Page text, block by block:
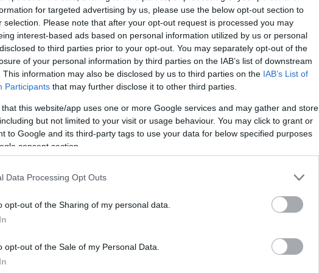
for targeted advertising by us, please use the below opt-out section to
selection. Please note that after your opt-out request is processed you may
interest-based ads based on personal information utilized by us or personal
to third parties prior to your opt-out. You may separately opt-out of the
of your personal information by third parties on the IAB’s list of downstream
This information may also be disclosed by us to third parties on the IAB’s List of
Participants that may further disclose it to other third parties.
that this website/app uses one or more Google services and may gather and store
but not limited to your visit or usage behaviour. You may click to grant or
to Google and its third-party tags to use your data for below specified purposes
consent section.
Data Processing Opt Outs
opt-out of the Sharing of my personal data.
opt-out of the Sale of my Personal Data.
σπάνιες γαίες και εξαγωγές
πλέον σχεδόν το32% της παγκόσμιας μεταποίησης,
από αυτό των ΗΠΑ, οι οποίες βρίσκονται κοντά στο
του Bloomberg, ενώ η Ευρωπαϊκή
επίσης κάτω από την κινεζική παραγωγική ισχύ.
είναι η κλίμακα, καθώς η κινεζική οικονομία
βιομηχανικές πόλεις με πληθυσμό άνω του 1 εκατ
εργοστάσια και πλήρεις αλυσίδες παραγωγής που
αποκλειστικά μέσα στη χώρα.